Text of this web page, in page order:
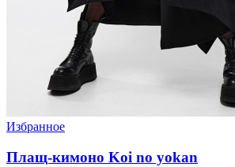
Избранное
Плащ-кимоно Koi no yokan